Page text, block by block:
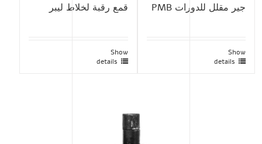
جير مقلل للدورات PMB
Show
details
قمع رقبة لخلاط ليبر
Show
details